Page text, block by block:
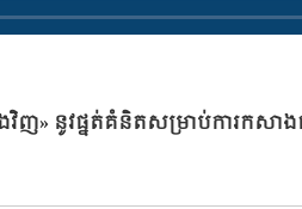
ញ» នូវផ្នត់គំនិតសម្រាប់ការកសាង